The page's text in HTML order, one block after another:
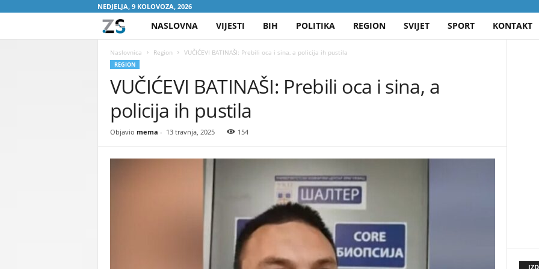
NEDJELJA, 9 KOLOVOZA, 2026
A
S
E
B
NASLOVNA VIJESTI BIH POLITIKA REGION SVIJET SPORT KONTAKT
Naslovnica Region VUČIĆEVI BATINAŠI: Prebili oca i sina, a policija ih pustila
REGION
VUČIĆEVI BATINAŠI: Prebili oca i sina, a
policija ih pustila
Objavio mema - 13 travnja, 2025 154